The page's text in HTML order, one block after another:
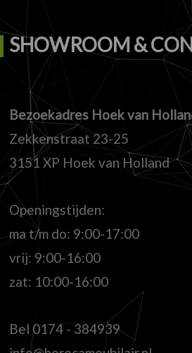
SHOWROOM &
Bezoekadres Hoek van
Zekkenstraat 23-25
3151 XP Hoek van Holland
Openingstijden:
ma t/m do: 9:00-17:00
vrij: 9:00-16:00
zat: 10:00-16:00
Bel 0174 - 384939